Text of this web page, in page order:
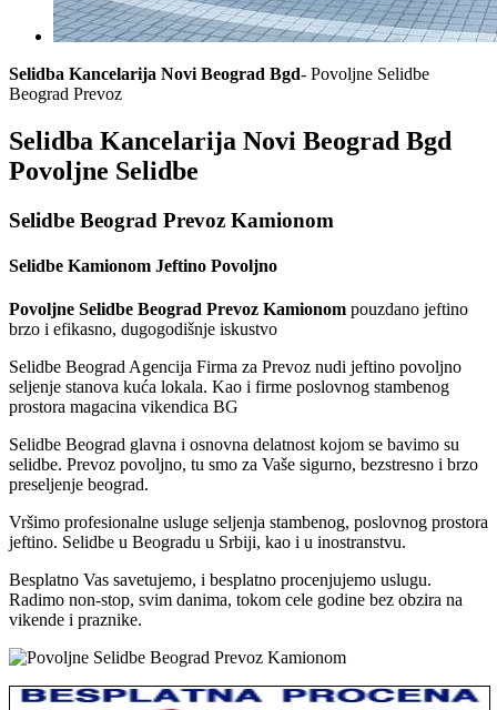
Selidba Kancelarija Novi Beograd Bgd- Povoljne Selidbe
Beograd Prevoz
Selidba Kancelarija Novi Beograd Bgd
Povoljne Selidbe
Selidbe Beograd Prevoz Kamionom
Selidbe Kamionom Jeftino Povoljno
Povoljne Selidbe Beograd Prevoz Kamionom pouzdano jeftino
brzo i efikasno, dugogodišnje iskustvo
Selidbe Beograd Agencija Firma za Prevoz nudi jeftino povoljno
seljenje stanova kuća lokala. Kao i firme poslovnog stambenog
prostora magacina vikendica BG
Selidbe Beograd glavna i osnovna delatnost kojom se bavimo su
selidbe. Prevoz povoljno, tu smo za Vaše sigurno, bezstresno i brzo
preseljenje beograd.
Vršimo profesionalne usluge seljenja stambenog, poslovnog prostora
jeftino. Selidbe u Beogradu u Srbiji, kao i u inostranstvu.
Besplatno Vas savetujemo, i besplatno procenjujemo uslugu.
Radimo non-stop, svim danima, tokom cele godine bez obzira na
vikende i praznike.